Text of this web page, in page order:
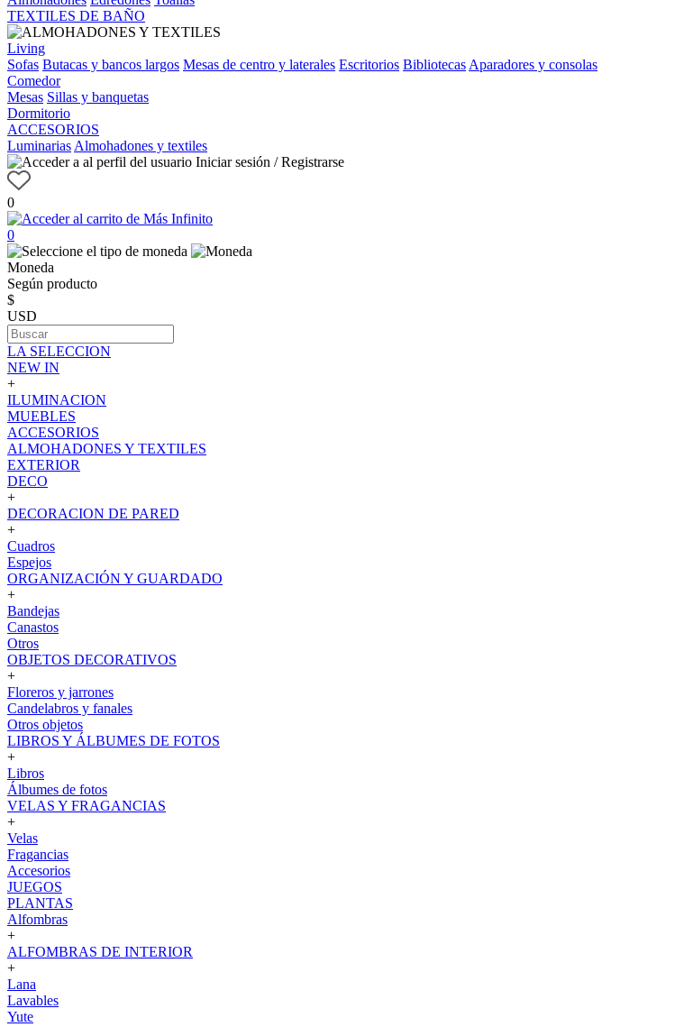
TEXTILES DE BAÑO
Living
Sofas Butacas y bancos largos Mesas de centro y laterales Escritorios Bibliotecas Aparadores y consolas
Comedor
Mesas Sillas y banquetas
Dormitorio
ACCESORIOS
Luminarias Almohadones y textiles
Iniciar sesión / Registrarse
0
0
Moneda
Según producto
$
USD
LA SELECCION
NEW IN
+
ILUMINACION
MUEBLES
ACCESORIOS
ALMOHADONES Y TEXTILES
EXTERIOR
DECO
+
DECORACION DE PARED
+
Cuadros
Espejos
ORGANIZACIÓN Y GUARDADO
+
Bandejas
Canastos
Otros
OBJETOS DECORATIVOS
+
Floreros y jarrones
Candelabros y fanales
Otros objetos
LIBROS Y ÁLBUMES DE FOTOS
+
Libros
Álbumes de fotos
VELAS Y FRAGANCIAS
+
Velas
Fragancias
Accesorios
JUEGOS
PLANTAS
Alfombras
+
ALFOMBRAS DE INTERIOR
+
Lana
Lavables
Yute